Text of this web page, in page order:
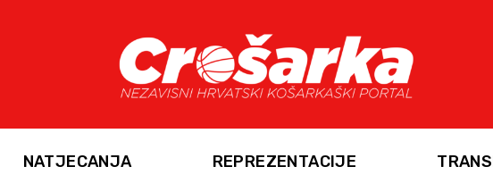
NATJECANJA REPREZENTACIJE